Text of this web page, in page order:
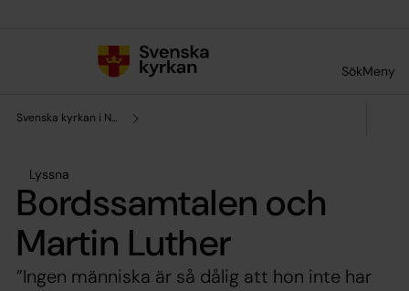
SökMeny
Svenska kyrkan i Norrköping
Lyssna
Bordssamtalen och
Martin Luther
”Ingen människa är så dålig att hon inte har